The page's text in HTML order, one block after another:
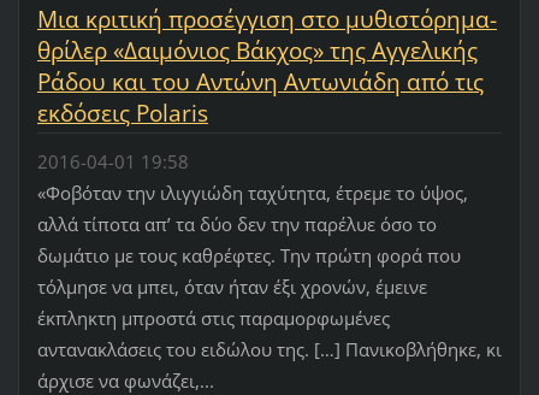
Μια κριτική προσέγγιση στο μυθιστόρημα-
θρίλερ «Δαιμόνιος Βάκχος» της Αγγελικής
Ράδου και του Αντώνη Αντωνιάδη από τις
εκδόσεις Polaris
2016-04-01 19:58
«Φοβόταν την ιλιγγιώδη ταχύτητα, έτρεμε το ύψος,
αλλά τίποτα απ’ τα δύο δεν την παρέλυε όσο το
δωμάτιο με τους καθρέφτες. Την πρώτη φορά που
τόλμησε να μπει, όταν ήταν έξι χρονών, έμεινε
έκπληκτη μπροστά στις παραμορφωμένες
αντανακλάσεις του ειδώλου της. […] Πανικοβλήθηκε, κι
άρχισε να φωνάζει,...